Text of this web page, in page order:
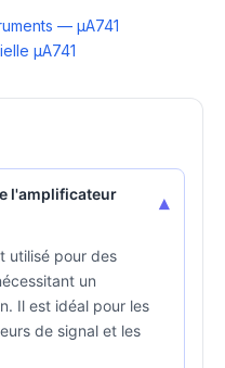
— µA741
µA741
l'amplificateur
▾
utilisé pour des
un
Il est idéal pour les
de signal et les